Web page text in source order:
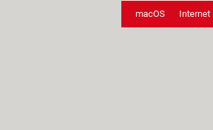
macOS Internet